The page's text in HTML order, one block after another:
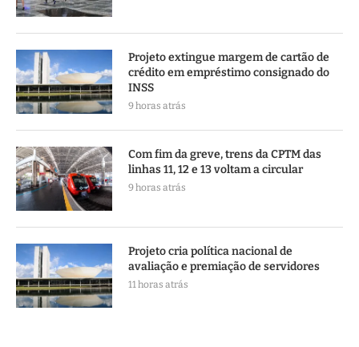
Projeto extingue margem de cartão de
crédito em empréstimo consignado do
INSS
9 horas atrás
Com fim da greve, trens da CPTM das
linhas 11, 12 e 13 voltam a circular
9 horas atrás
Projeto cria política nacional de
avaliação e premiação de servidores
11 horas atrás